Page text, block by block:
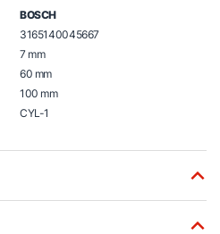
BOSCH
3165140045667
7 mm
60 mm
100 mm
CYL-1